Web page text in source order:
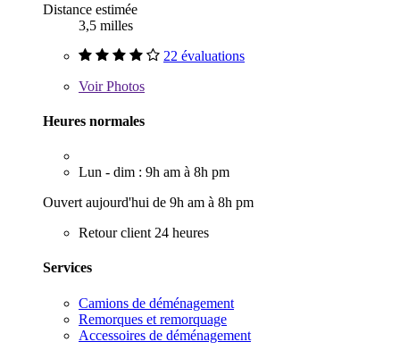
Distance estimée
3,5 milles
22 évaluations
VoirPhotos
Heures normales
Lun - dim : 9h am à 8h pm
Ouvert aujourd'hui de 9h am à 8h pm
Retour client 24 heures
Services
Camions de déménagement
Remorques et remorquage
Accessoires de déménagement